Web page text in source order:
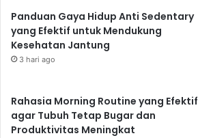
Panduan Gaya Hidup Anti Sedentary
yang Efektif untuk Mendukung
Kesehatan Jantung
3 hari ago
Rahasia Morning Routine yang Efektif
agar Tubuh Tetap Bugar dan
Produktivitas Meningkat